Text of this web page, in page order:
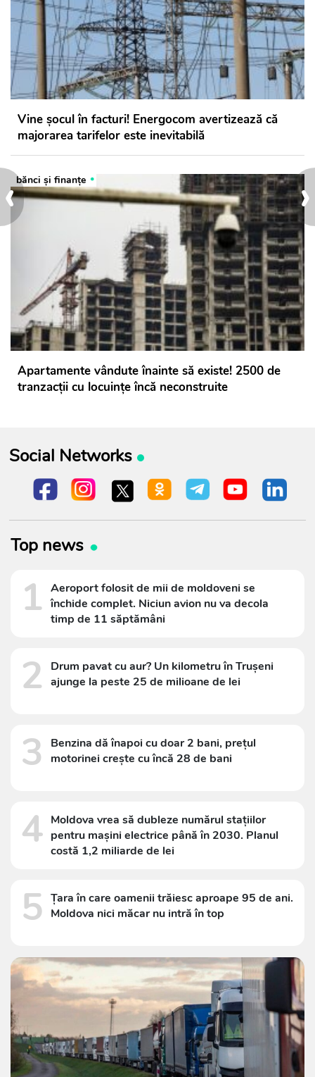
›
‹
Vine șocul în facturi! Energocom avertizează că
majorarea tarifelor este inevitabilă
bănci şi finanţe
Apartamente vândute înainte să existe! 2500 de
tranzacții cu locuințe încă neconstruite
Social Networks
Top news
1 Aeroport folosit de mii de moldoveni se
închide complet. Niciun avion nu va decola
timp de 11 săptămâni
2
Drum pavat cu aur? Un kilometru în Trușeni
ajunge la peste 25 de milioane de lei
3
Benzina dă înapoi cu doar 2 bani, prețul
motorinei crește cu încă 28 de bani
4 Moldova vrea să dubleze numărul stațiilor
pentru mașini electrice până în 2030. Planul
costă 1,2 miliarde de lei
5 Țara în care oamenii trăiesc aproape 95 de ani.
Moldova nici măcar nu intră în top